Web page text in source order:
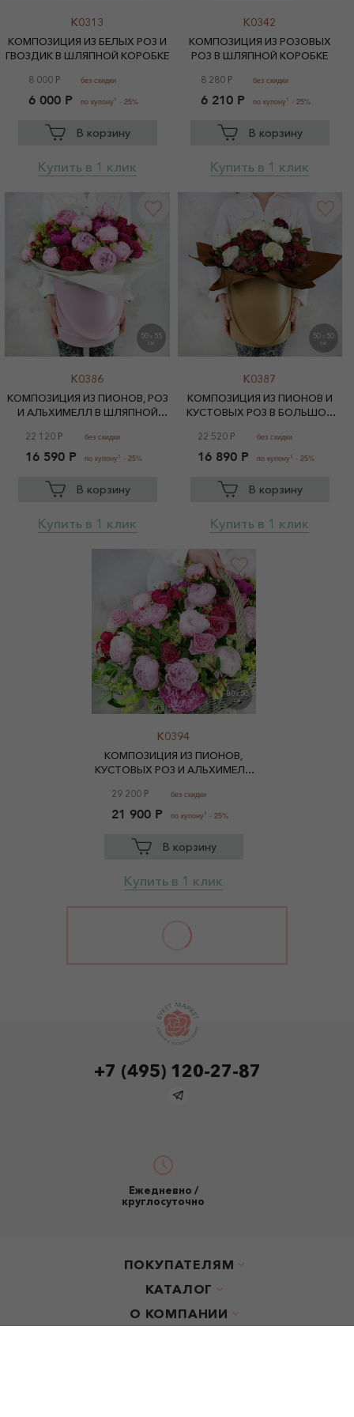
K0313
КОМПОЗИЦИЯ ИЗ БЕЛЫХ РОЗ И
ГВОЗДИК В ШЛЯПНОЙ КОРОБКЕ
8 000 Р без скидки
6 000 Р по купону 1 - 25%
В корзину
Купить в 1 клик
K0342
КОМПОЗИЦИЯ ИЗ РОЗОВЫХ
РОЗ В ШЛЯПНОЙ КОРОБКЕ
8 280 Р без скидки
6 210 Р по купону 1 - 25%
В корзину
Купить в 1 клик
50 X 55
СМ
K0386
КОМПОЗИЦИЯ ИЗ ПИОНОВ, РОЗ
И АЛЬХИМЕЛЛ В ШЛЯПНОЙ
22 120 Р без скидки
16 590 Р по купону 1 - 25%
В корзину
Купить в 1 клик
50 X50
СМ
K0387
КОМПОЗИЦИЯ ИЗ ПИОНОВ И
КУСТОВЫХ РОЗ В БОЛЬШОЙ
22 520 Р без скидки
16 890 Р по купону 1 - 25%
В корзину
Купить в 1 клик
80X50
СМ
K0394
КОМПОЗИЦИЯ ИЗ ПИОНОВ,
КУСТОВЫХ РОЗ И АЛЬХИМЕЛЛ
29 200 Р без скидки
21 900 Р по купону 1 - 25%
В корзину
Купить в 1 клик
+7 (495) 120-27-87
Ежедневно /
круглосуточно
ПОКУПАТЕЛЯМ
КАТАЛОГ
О КОМПАНИИ